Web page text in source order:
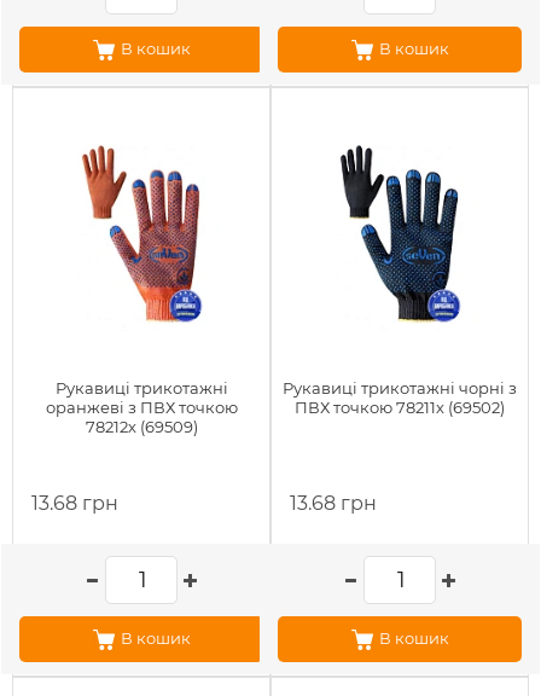
В кошик В кошик
Рукавиці трикотажні
оранжеві з ПВХ точкою
78212х (69509)
13.68 грн
В кошик
Рукавиці трикотажні чорні з
ПВХ точкою 78211х (69502)
13.68 грн
В кошик